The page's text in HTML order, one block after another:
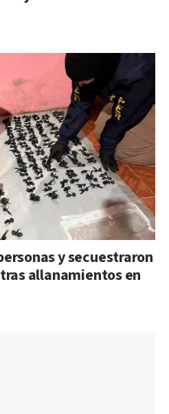
y secuestraron
allanamientos en